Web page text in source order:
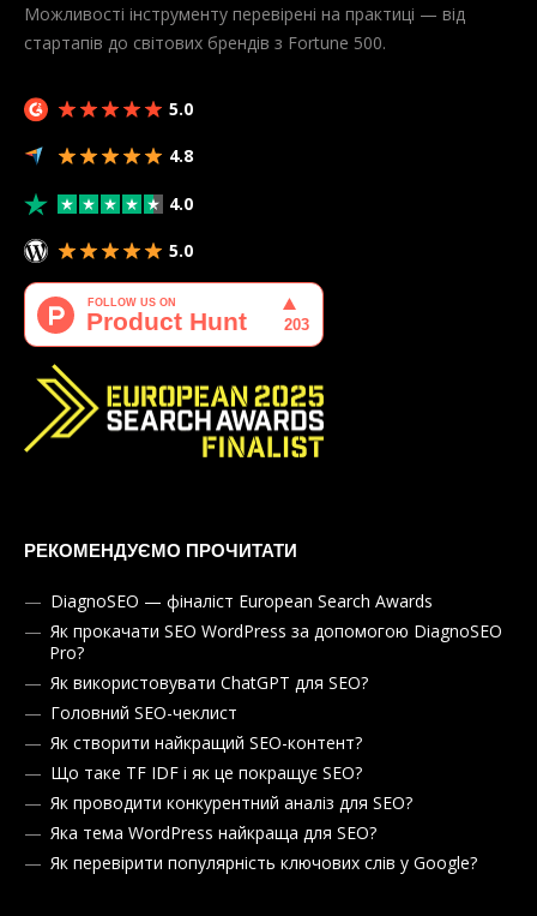
Можливості інструменту перевірені на практиці — від
стартапів до світових брендів з Fortune 500.
5.0
4.8
4.0
5.0
РЕКОМЕНДУЄМО ПРОЧИТАТИ
DiagnoSEO — фіналіст European Search Awards
Як прокачати SEO WordPress за допомогою DiagnoSEO
Pro?
Як використовувати ChatGPT для SEO?
Головний SEO-чеклист
Як створити найкращий SEO-контент?
Що таке TF IDF і як це покращує SEO?
Як проводити конкурентний аналіз для SEO?
Яка тема WordPress найкраща для SEO?
Як перевірити популярність ключових слів у Google?